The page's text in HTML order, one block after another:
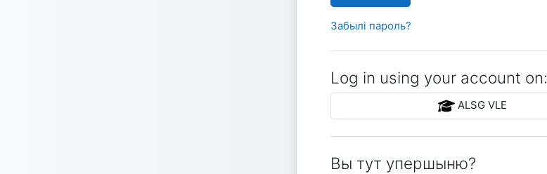
Забылі пароль?
Log in using your account on:
ALSG VLE
Вы тут упершыню?